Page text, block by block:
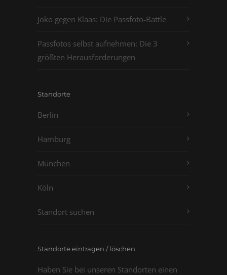
Joko gegen Klaas: Die Passfoto-Battle
Passfotos selbst aufnehmen: Die 3
größten Herausforderungen
Standorte
Berlin
Hamburg
München
Köln
Standort suchen
Standorte eintragen / löschen
Haben Sie bei unseren Standorten einen